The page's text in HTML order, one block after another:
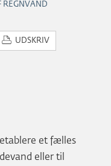
REGNVAND
UDSKRIV
et fælles
eller til